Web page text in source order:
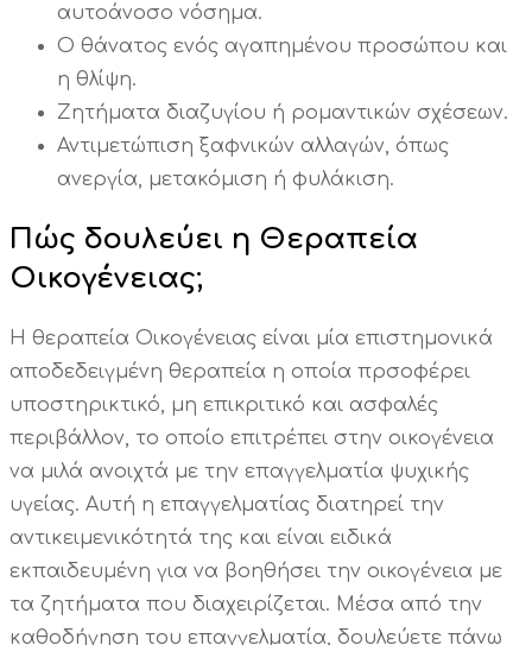
αυτοάνοσο νόσημα.
Ο θάνατος ενός αγαπημένου προσώπου και
η θλίψη.
Ζητήματα διαζυγίου ή ρομαντικών σχέσεων.
Αντιμετώπιση ξαφνικών αλλαγών, όπως
ανεργία, μετακόμιση ή φυλάκιση.
Πώς δουλεύει η Θεραπεία
Οικογένειας;
Η θεραπεία Οικογένειας είναι μία επιστημονικά
αποδεδειγμένη θεραπεία η οποία πρσοφέρει
υποστηρικτικό, μη επικριτικό και ασφαλές
περιβάλλον, το οποίο επιτρέπει στην οικογένεια
να μιλά ανοιχτά με την επαγγελματία ψυχικής
υγείας. Αυτή η επαγγελματίας διατηρεί την
αντικειμενικότητά της και είναι ειδικά
εκπαιδευμένη για να βοηθήσει την οικογένεια με
τα ζητήματα που διαχειρίζεται. Μέσα από την
καθοδήγηση του επαγγελματία, δουλεύετε πάνω